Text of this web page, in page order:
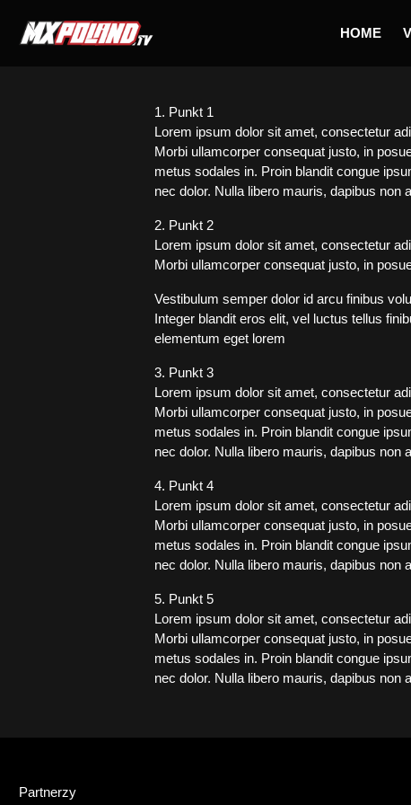
content
HOME
1. Punkt 1
Lorem ipsum dolor sit amet, consectetur
Morbi ullamcorper consequat justo, in
metus sodales in. Proin blandit congue
nec dolor. Nulla libero mauris, dapibus non
2. Punkt 2
Lorem ipsum dolor sit amet, consectetur
Morbi ullamcorper consequat justo, in
Vestibulum semper dolor id arcu finibus
Integer blandit eros elit, vel luctus tellus
elementum eget lorem
3. Punkt 3
Lorem ipsum dolor sit amet, consectetur
Morbi ullamcorper consequat justo, in
metus sodales in. Proin blandit congue
nec dolor. Nulla libero mauris, dapibus non
4. Punkt 4
Lorem ipsum dolor sit amet, consectetur
Morbi ullamcorper consequat justo, in
metus sodales in. Proin blandit congue
nec dolor. Nulla libero mauris, dapibus non
5. Punkt 5
Lorem ipsum dolor sit amet, consectetur
Morbi ullamcorper consequat justo, in
metus sodales in. Proin blandit congue
nec dolor. Nulla libero mauris, dapibus non
Partnerzy